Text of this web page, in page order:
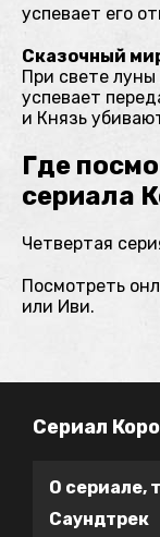
успевает его
Сказочный
При свете
успевает
и Князь
Где
сериала
Четвертая
Посмотреть
или Иви.
Сериал
О сериале,
Саундтрек